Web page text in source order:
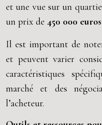
et une vue sur un
un prix de 450 000 euros
Il est important de
et peuvent varier
caractéristiques
marché et des
l’acheteur.